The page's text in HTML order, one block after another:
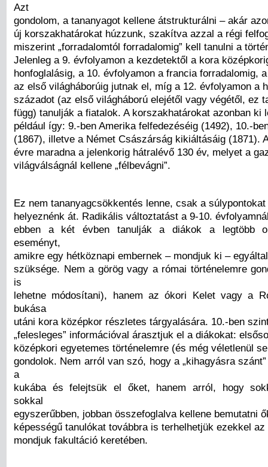
Azt
gondolom, a tananyagot kellene átstrukturálni – akár
új korszakhatárokat húzzunk, szakítva azzal a régi
miszerint „forradalomtól forradalomig” kell tanulni a
Jelenleg a 9. évfolyamon a kezdetektől a kora
honfoglalásig, a 10. évfolyamon a francia forradalomig,
az első világháborúig jutnak el, míg a 12. évfolyamon a
századot (az első világháború elejétől vagy végétől, ez
függ) tanulják a fiatalok. A korszakhatárokat azonban ki
például így: 9.-ben Amerika felfedezéséig (1492), 10.-
(1867), illetve a Német Császárság kikiáltásáig (1871).
évre maradna a jelenkorig hátralévő 130 év, melyet a
világválságnál kellene „félbevágni”.
Ez nem tananyagcsökkentés lenne, csak a súlypontokat
helyeznénk át. Radikális változtatást a 9-10.
ebben a két évben tanulják a diákok a legtöbb
eseményt,
amikre egy hétköznapi embernek – mondjuk ki –
szüksége. Nem a görög vagy a római történelemre
is
lehetne módosítani), hanem az ókori Kelet vagy a
bukása
utáni kora középkor részletes tárgyalására. 10.-ben
„felesleges” információval árasztjuk el a diákokat:
középkori egyetemes történelemre (és még véletlenül
gondolok. Nem arról van szó, hogy a „kihagyásra
a
kukába és felejtsük el őket, hanem arról, hogy
sokkal
egyszerűbben, jobban összefoglalva kellene bemutatni
képességű tanulókat továbbra is terhelhetjük ezekkel
mondjuk fakultáció keretében.